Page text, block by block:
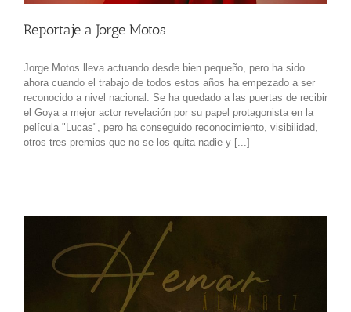
Reportaje a Jorge Motos
Jorge Motos lleva actuando desde bien pequeño, pero ha sido
ahora cuando el trabajo de todos estos años ha empezado a ser
reconocido a nivel nacional. Se ha quedado a las puertas de recibir
el Goya a mejor actor revelación por su papel protagonista en la
película "Lucas", pero ha conseguido reconocimiento, visibilidad,
otros tres premios que no se los quita nadie y [...]